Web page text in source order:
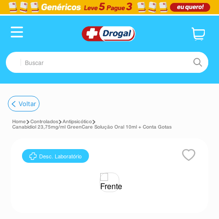
Buscar
1º fralda
2º pampers confort sec max
lenço umedecido
Voltar
Controlados
Antipsicótico
Canabidiol 23,75mg/ml GreenCare Solução Oral 10ml + Conta Gotas
Desc. Laboratório